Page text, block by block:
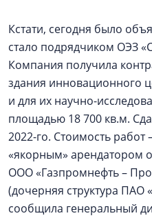
Кстати, сегодня было
стало подрядчиком ОЭЗ
Компания получила
здания инновационного
и для их научно-
площадью 18 700 кв.м.
2022-го. Стоимость
«якорным» арендатором
ООО «Газпромнефть –
(дочерняя структура ПАО
сообщила генеральный